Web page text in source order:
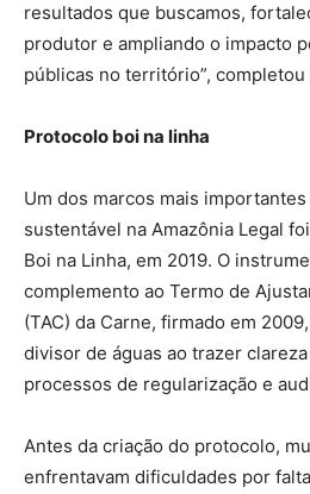
resultados que buscamos,
produtor e ampliando o impacto
públicas no território”, completou
Protocolo boi na linha
Um dos marcos mais
sustentável na Amazônia Legal
Boi na Linha, em 2019. O
complemento ao Termo de
(TAC) da Carne, firmado em
divisor de águas ao trazer
processos de regularização e
Antes da criação do protocolo,
enfrentavam dificuldades por